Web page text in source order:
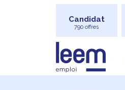
Candidat
790 offres